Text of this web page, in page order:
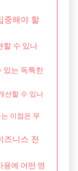
중해야 할
할 수 있나
있는 독특한
선할 수 있나
이점은 무
즈니스 전
용에 어떤 영